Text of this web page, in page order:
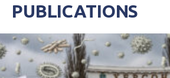
PUBLICATIONS